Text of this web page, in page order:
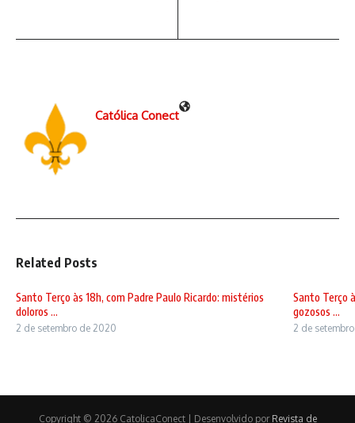
Católica Conect
Related Posts
Santo Terço às 18h, com Padre Paulo Ricardo: mistérios
doloros ...
2 de setembro de 2020
Santo Terço
gozosos ...
2 de
Copyright © 2026 CatolicaConect | Desenvolvido por Revista de